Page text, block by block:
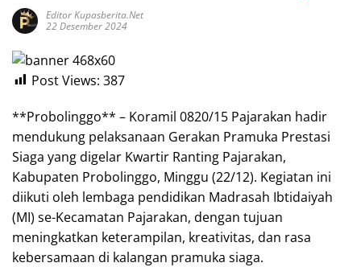
Editor Kupasberita.net
22 Desember 2024
Post Views: 387
**Probolinggo** – Koramil 0820/15 Pajarakan hadir
mendukung pelaksanaan Gerakan Pramuka Prestasi
Siaga yang digelar Kwartir Ranting Pajarakan,
Kabupaten Probolinggo, Minggu (22/12). Kegiatan ini
diikuti oleh lembaga pendidikan Madrasah Ibtidaiyah
(MI) se-Kecamatan Pajarakan, dengan tujuan
meningkatkan keterampilan, kreativitas, dan rasa
kebersamaan di kalangan pramuka siaga.